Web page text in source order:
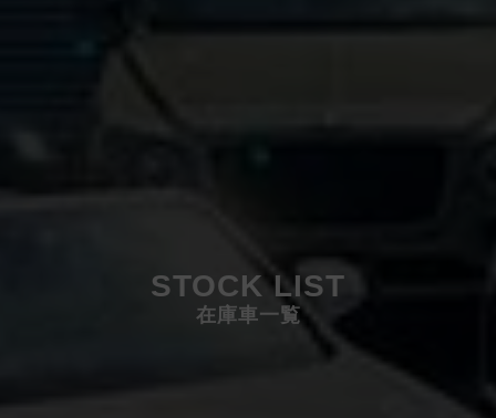
STOCK LIST
在庫車一覧